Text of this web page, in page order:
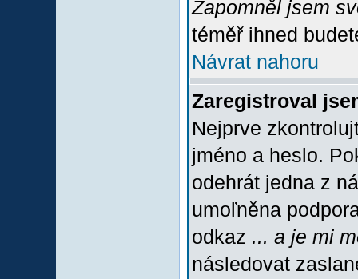
Zapomněl jsem
téměř ihned
Návrat nahoru
Zaregistroval
Nejprve
jméno a heslo.
odehrát jedna z
umoľněna
odkaz ... a je mi
následovat